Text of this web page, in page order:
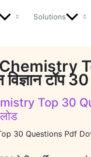
Solutions
विज्ञान टॉप
Top 30
30 Questions Pdf